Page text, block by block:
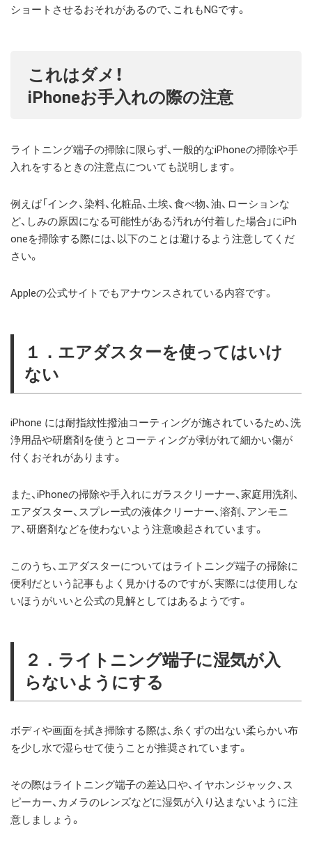
ショートさせるおそれがあるので、これもNGです。
これはダメ！
iPhoneお手入れの際の注意
ライトニング端子の掃除に限らず、一般的なiPhoneの掃除や手
入れをするときの注意点についても説明します。
例えば「インク、染料、化粧品、土埃、食べ物、油、ローションな
ど、しみの原因になる可能性がある汚れが付着した場合」にiPh
oneを掃除する際には、以下のことは避けるよう注意してくだ
さい。
Appleの公式サイトでもアナウンスされている内容です。
１．エアダスターを使ってはいけ
ない
iPhone には耐指紋性撥油コーティングが施されているため、洗
浄用品や研磨剤を使うとコーティングが剥がれて細かい傷が
付くおそれがあります。
また、iPhoneの掃除や手入れにガラスクリーナー、家庭用洗剤、
エアダスター、スプレー式の液体クリーナー、溶剤、アンモニ
ア、研磨剤などを使わないよう注意喚起されています。
このうち、エアダスターについてはライトニング端子の掃除に
便利だという記事もよく見かけるのですが、実際には使用しな
いほうがいいと公式の見解としてはあるようです。
２．ライトニング端子に湿気が入
らないようにする
ボディや画面を拭き掃除する際は、糸くずの出ない柔らかい布
を少し水で湿らせて使うことが推奨されています。
その際はライトニング端子の差込口や、イヤホンジャック、ス
ピーカー、カメラのレンズなどに湿気が入り込まないように注
意しましょう。